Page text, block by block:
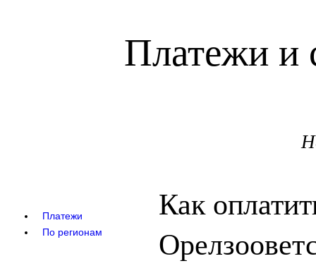
Платежи и
Платежи
По регионам
Как